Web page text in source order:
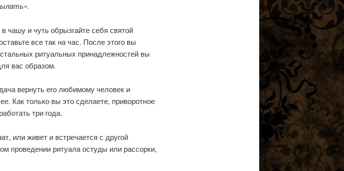
чашу и чуть обрызгайте себя святой
все так на час. После этого вы
ритуальных принадлежностей вы
вас образом.
вернуть его любимому человек и
Как только вы это сделаете, приворотное
три года.
или живет и встречается с другой
проведении ритуала остуды или рассорки,